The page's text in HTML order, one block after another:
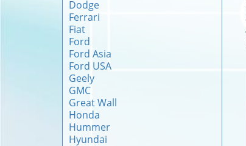
Dodge
Ferrari
Fiat
Ford
Ford Asia
Ford USA
Geely
GMC
Great Wall
Honda
Hummer
Hyundai